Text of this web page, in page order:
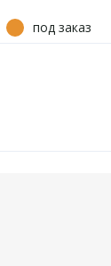
под заказ